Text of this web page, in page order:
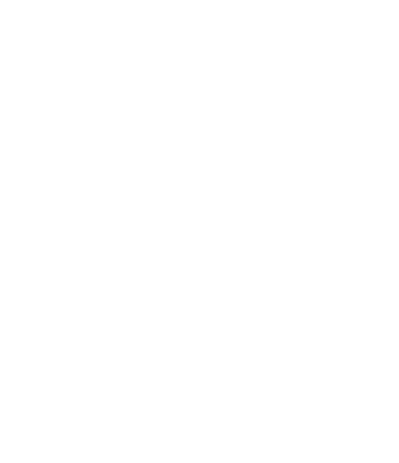
Optimisation des listes dynamiques avec
Approfondissement de RxJS : gestion des flux
: Mettre en place des templates
: Affichage d’une liste avec *ngFor +